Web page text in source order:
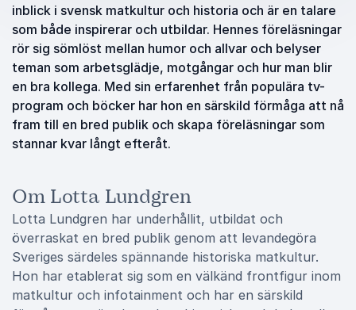
inblick i svensk matkultur och historia och är en talare
som både inspirerar och utbildar. Hennes föreläsningar
rör sig sömlöst mellan humor och allvar och belyser
teman som arbetsglädje, motgångar och hur man blir
en bra kollega. Med sin erfarenhet från populära tv-
program och böcker har hon en särskild förmåga att nå
fram till en bred publik och skapa föreläsningar som
stannar kvar långt efteråt.
Om Lotta Lundgren
Lotta Lundgren har underhållit, utbildat och
överraskat en bred publik genom att levandegöra
Sveriges särdeles spännande historiska matkultur.
Hon har etablerat sig som en välkänd frontfigur inom
matkultur och infotainment och har en särskild